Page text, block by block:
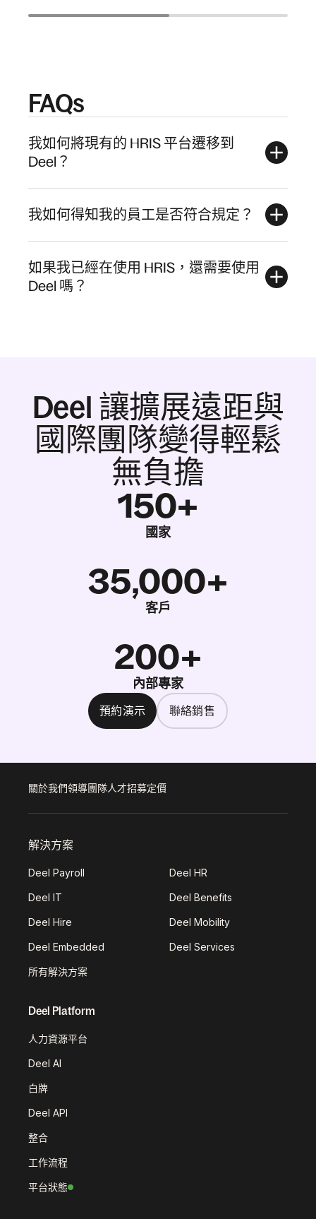
FAQs
我如何將現有的 HRIS 平台遷移到
Deel？
我如何得知我的員工是否符合規定？
如果我已經在使用 HRIS，還需要使用
Deel 嗎？
Deel 讓擴展遠距與
國際團隊變得輕鬆
無負擔
150+
國家
35,000+
客戶
200+
內部專家
預約演示 聯絡銷售
關於我們領導團隊人才招募定價
解決方案
Deel Payroll Deel HR
Deel IT Deel Benefits
Deel Hire Deel Mobility
Deel Embedded Deel Services
所有解決方案
Deel Platform
人力資源平台
Deel AI
白牌
Deel API
整合
工作流程
平台狀態